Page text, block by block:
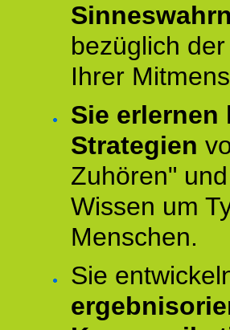
bezüglich
Ihrer
Sie
Strategien
Zuhören"
Wissen um
Menschen.
Sie